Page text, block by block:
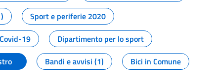
Sport e periferie 2020
19
Dipartimento per lo sport
Bandi e avvisi (1) Bici in Comune